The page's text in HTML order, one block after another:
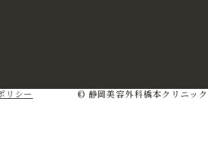
リシー © 静岡美容外科橋本クリニック